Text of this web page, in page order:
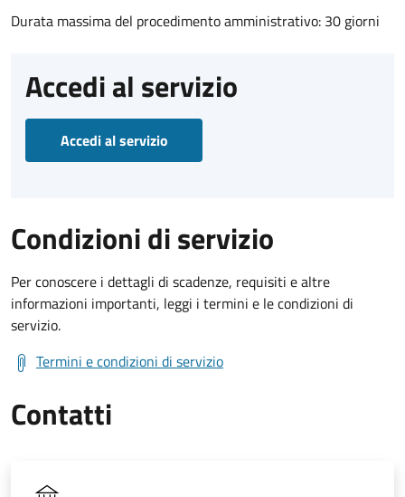
Durata massima del procedimento amministrativo: 30 giorni
Accedi al servizio
Accedi al servizio
Condizioni di servizio
Per conoscere i dettagli di scadenze, requisiti e altre
informazioni importanti, leggi i termini e le condizioni di
servizio.
Termini e condizioni di servizio
Contatti